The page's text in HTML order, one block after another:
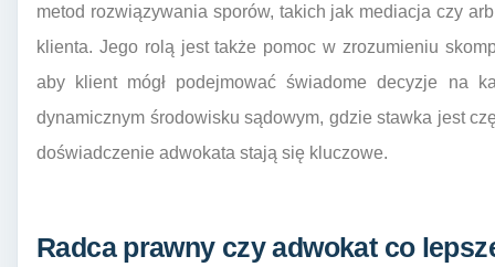
metod rozwiązywania sporów, takich jak mediacja czy
klienta. Jego rolą jest także pomoc w zrozumieniu
aby klient mógł podejmować świadome decyzje na
dynamicznym środowisku sądowym, gdzie stawka jest
doświadczenie adwokata stają się kluczowe.
Radca prawny czy adwokat co